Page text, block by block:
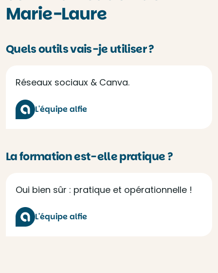
Marie-Laure
Quels outils vais-je utiliser ?
Réseaux sociaux & Canva.
L'équipe alfie
La formation est-elle pratique ?
Oui bien sûr : pratique et opérationnelle !
L'équipe alfie